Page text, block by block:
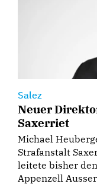
Salez
Neuer
Saxerriet
Michael
Strafanstalt
leitete bisher
Appenzell